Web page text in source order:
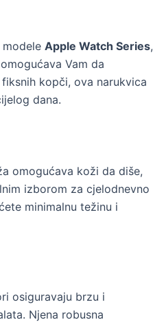
modele Apple Watch Series,
Vam da
kopči, ova narukvica
dana.
omogućava koži da diše,
izborom za cjelodnevno
minimalnu težinu i
osiguravaju brzu i
Njena robusna